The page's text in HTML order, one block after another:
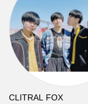
CLITRAL FOX